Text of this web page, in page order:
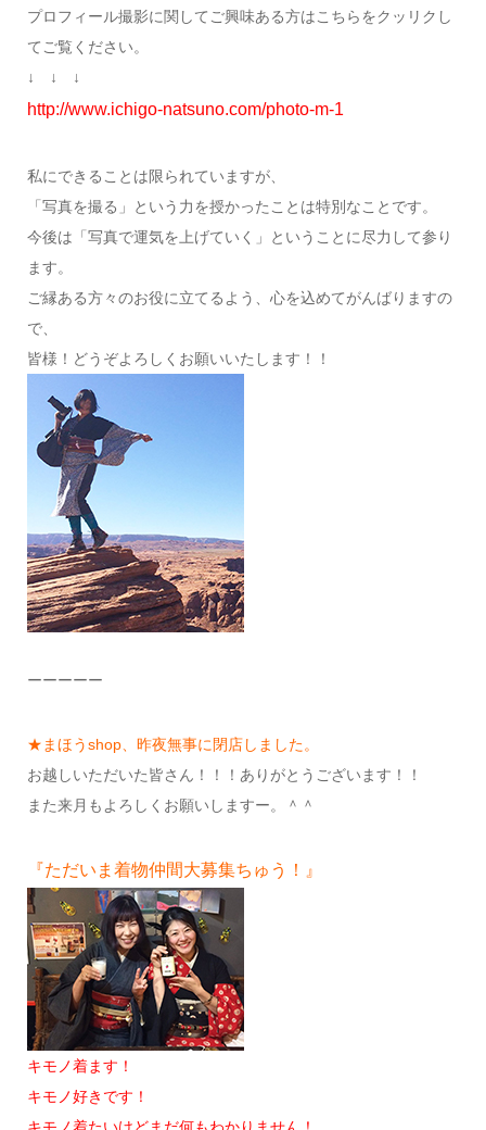
プロフィール撮影に関してご興味ある方はこちらをクッリクし
てご覧ください。
↓ ↓ ↓
http://www.ichigo-natsuno.com/photo-m-1
私にできることは限られていますが、
「写真を撮る」という力を授かったことは特別なことです。
今後は「写真で運気を上げていく」ということに尽力して参り
ます。
ご縁ある方々のお役に立てるよう、心を込めてがんばりますの
で、
皆様！どうぞよろしくお願いいたします！！
ーーーーー
★まほうshop、昨夜無事に閉店しました。
お越しいただいた皆さん！！！ありがとうございます！！
また来月もよろしくお願いしますー。＾＾
『ただいま着物仲間大募集ちゅう！』
キモノ着ます！
キモノ好きです！